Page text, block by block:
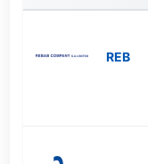
REB